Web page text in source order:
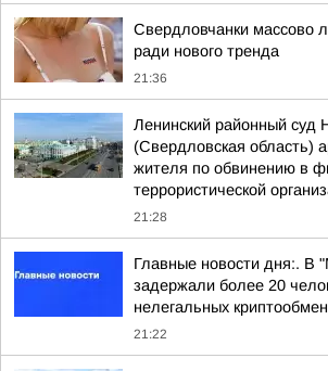
Свердловчанки массово
ради нового тренда
21:36
Ленинский районный суд
(Свердловская область)
жителя по обвинению в
террористической
21:28
Главные новости дня:. В
задержали более 20
нелегальных
21:22